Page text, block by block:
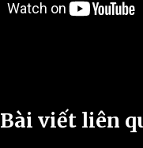
Bài viết liên